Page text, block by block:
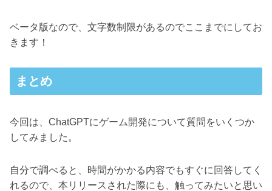
ベータ版なので、文字数制限があるのでここまでにしてお
きます！
まとめ
今回は、ChatGPTにゲーム開発について質問をいくつか
してみました。
自分で調べると、時間がかかる内容でもすぐに回答してく
れるので、本リリースされた際にも、触ってみたいと思い